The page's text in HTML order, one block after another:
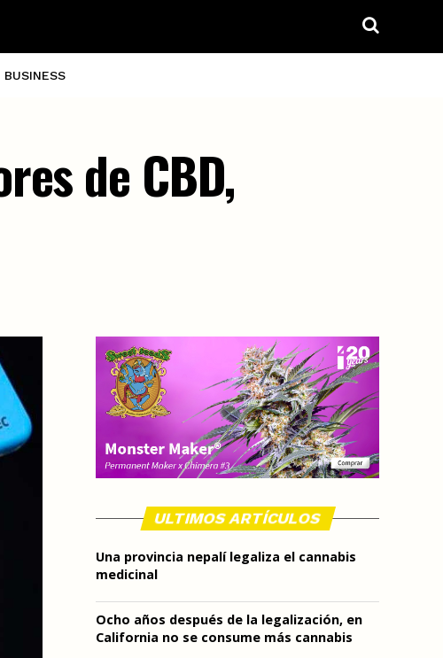
BUSINESS
de CBD,
ULTIMOS ARTÍCULOS
Una provincia nepalí legaliza el cannabis
medicinal
Ocho años después de la legalización, en
California no se consume más cannabis